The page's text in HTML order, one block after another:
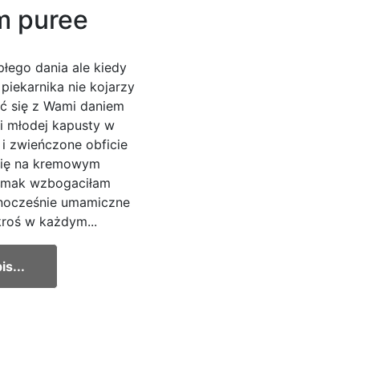
puree
dania ale kiedy
piekarnika nie kojarzy
się z Wami daniem
kapusty w
zwieńczone obficie
na kremowym
wzbogaciłam
umamiczne
w każdym...